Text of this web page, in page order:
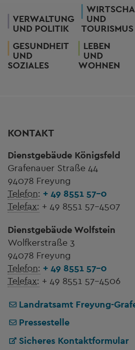
VERWALTUNG
UND POLITIK
UND
TOURISMUS
GESUNDHEIT
UND
SOZIALES
LEBEN
UND
WOHNEN
KONTAKT
Dienstgebäude Königsfeld
Grafenauer Straße 44
94078 Freyung
Telefon: + 49 8551 57-0
Telefax: + 49 8551 57-4507
Dienstgebäude Wolfstein
Wolfkerstraße 3
94078 Freyung
Telefon: + 49 8551 57-0
Telefax: + 49 8551 57-4506
Landratsamt Freyung-
Pressestelle
Sicheres Kontaktformular